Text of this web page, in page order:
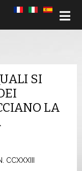
SI
LA
CCXXXIII